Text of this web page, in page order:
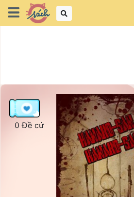
0 Đề cử